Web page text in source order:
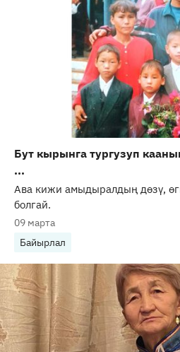
Бут кырынга тургузуп
...
Ава кижи амыдыралдың дөзү,
болгай.
09 марта
Байырлал